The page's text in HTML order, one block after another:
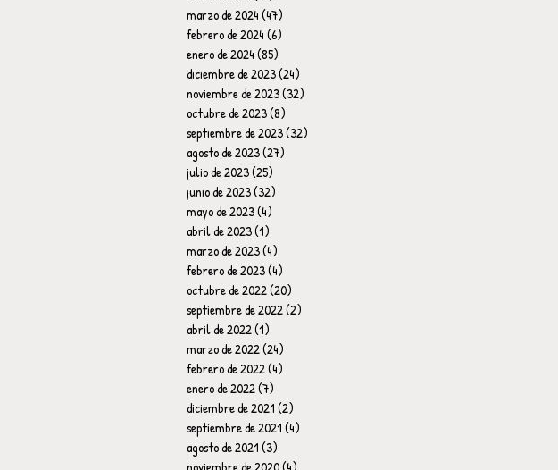
marzo de 2024(47)
febrero de 2024(6)
enero de 2024(85)
diciembre de 2023(24)
noviembre de 2023(32)
octubre de 2023(8)
septiembre de 2023(32)
agosto de 2023(27)
julio de 2023(25)
junio de 2023(32)
mayo de 2023(4)
abril de 2023(1)
marzo de 2023(4)
febrero de 2023(4)
octubre de 2022(20)
septiembre de 2022(2)
abril de 2022(1)
marzo de 2022(24)
febrero de 2022(4)
enero de 2022(7)
diciembre de 2021(2)
septiembre de 2021(4)
agosto de 2021(3)